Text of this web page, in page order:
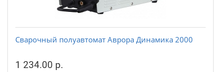
Сварочный полуавтомат Аврора Динамика 2000
1 234.00 р.